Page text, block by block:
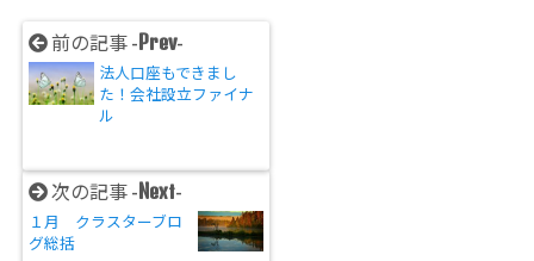
前の記事 -Prev-
法人口座もできまし
た！会社設立ファイナ
ル
次の記事 -Next-
１月 クラスターブロ
グ総括